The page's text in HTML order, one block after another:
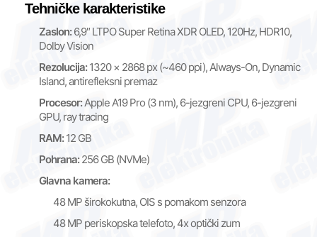
Tehničke karakteristike
Zaslon:6,9″ LTPO Super Retina XDR OLED, 120Hz, HDR10,
Dolby Vision
Rezolucija:1320 × 2868 px (~460 ppi), Always-On, Dynamic
Island, antirefleksni premaz
Procesor:Apple A19 Pro (3 nm), 6-jezgreni CPU, 6-jezgreni
GPU, ray tracing
RAM:12 GB
Pohrana:256 GB (NVMe)
Glavna kamera:
48 MP širokokutna, OIS s pomakom senzora
48 MP periskopska telefoto, 4x optički zum